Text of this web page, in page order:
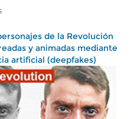
de la Revolución
y animadas mediante
artificial (deepfakes)